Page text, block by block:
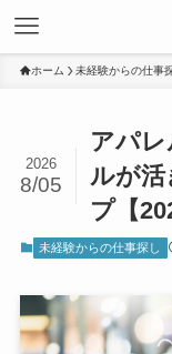
ホーム 未経験からの仕事探
アパ
ルが活
プ【
2026
8/05
未経験からの仕事探し